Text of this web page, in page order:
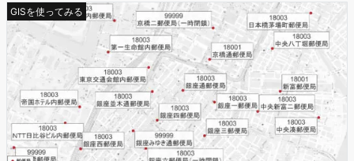
GISを使ってみる